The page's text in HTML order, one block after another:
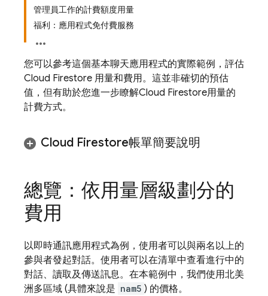
管理員工作的計費額度用量
福利：應用程式免付費服務
您可以參考這個基本聊天應用程式的實際範例，評估
Cloud Firestore 用量和費用。這並非確切的預估
值，但有助於您進一步瞭解Cloud Firestore用量的
計費方式。
Cloud Firestore帳單簡要說明
總覽：依用量層級劃分的
費用
以即時通訊應用程式為例，使用者可以與兩名以上的
參與者發起對話。使用者可以在清單中查看進行中的
對話、讀取及傳送訊息。在本範例中，我們使用北美
洲多區域 (具體來說是 nam5 ) 的價格。